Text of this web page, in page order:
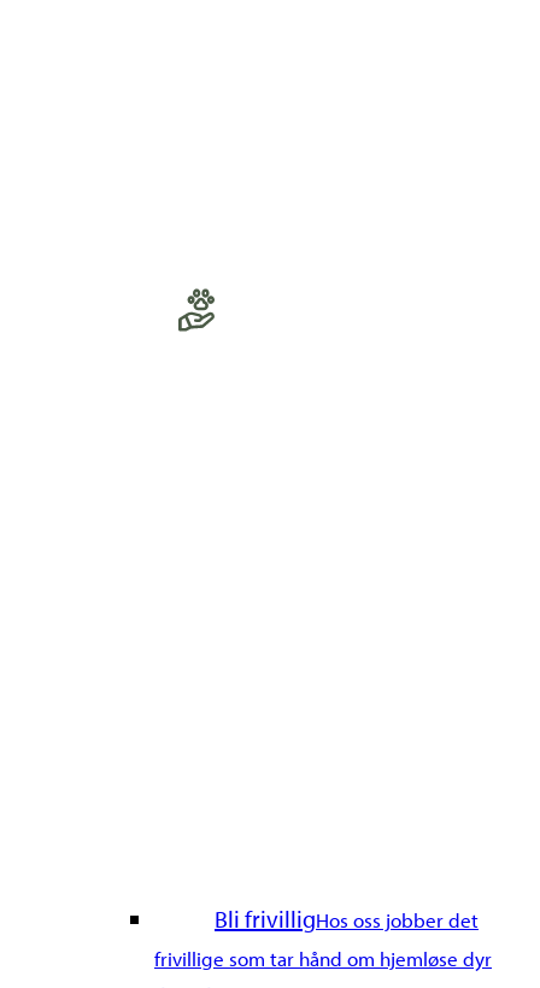
Bli frivilligHos oss jobber det
frivillige som tar hånd om hjemløse dyr